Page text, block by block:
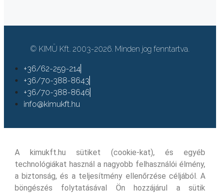
© KIMÜ Kft. 2003-2026. Minden jog fenntartva.
+36/62-259-214
+36/70-388-8643
+36/70-388-8646
info@kimukft.hu
A kimukft.hu sütiket (cookie-kat), és egyéb
technológiákat használ a nagyobb felhasználói élmény,
a biztonság, és a teljesítmény ellenőrzése céljából. A
böngészés folytatásával Ön hozzájárul a sütik